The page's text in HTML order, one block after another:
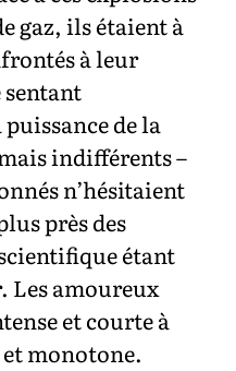
gaz, ils étaient à
à leur
de la
indifférents –
n’hésitaient
près des
étant
Les amoureux
et courte à
monotone.